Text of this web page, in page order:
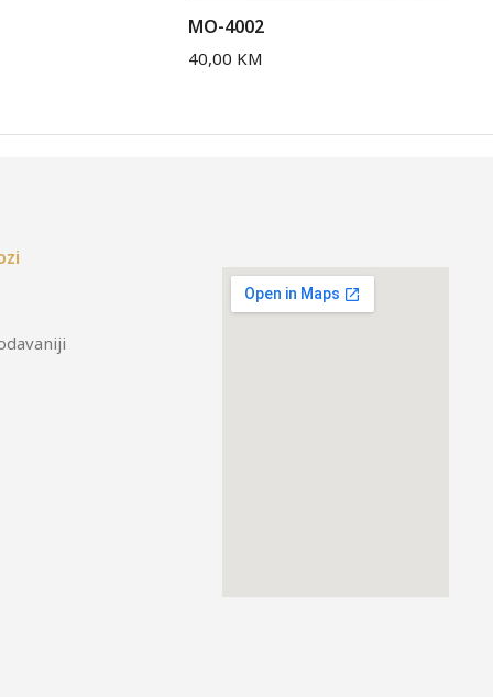
MO-4002
40,00 KM